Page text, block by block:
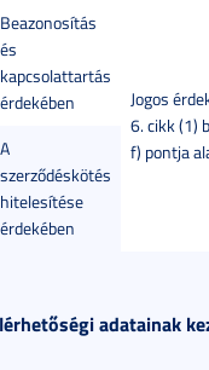
Beazonosítás
és
kapcsolattartás
érdekében
Jogos
6. cikk (1)
f) pontja
A
szerződéskötés
hitelesítése
érdekében
adatainak